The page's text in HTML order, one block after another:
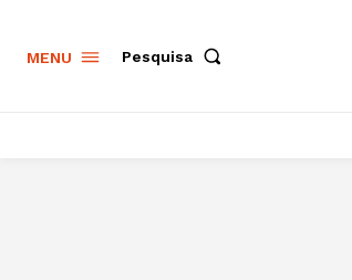
MENU Pesquisa